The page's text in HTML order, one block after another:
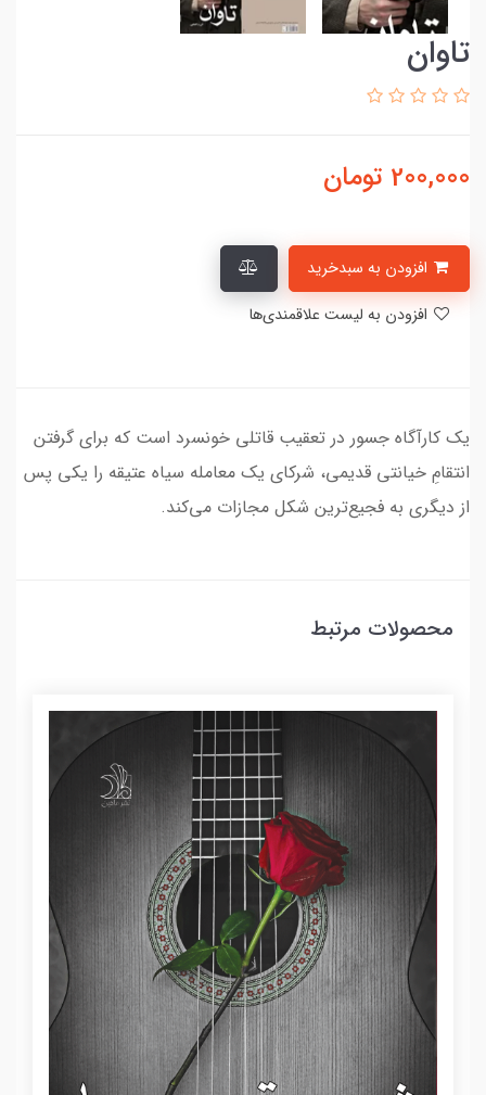
تاوان
200,000 تومان
یک کارآگاه جسور در تعقیب قاتلی خونسرد است که برای گرفتن
انتقامِ خیانتی قدیمی، شرکای یک معامله سیاه عتیقه را یکی پس
از دیگری به فجیع‌ترین شکل مجازات می‌کند.
محصولات مرتبط